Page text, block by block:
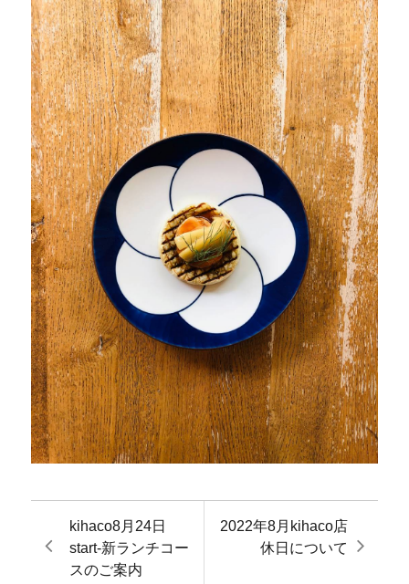
kihaco8月24日
start-新ランチコー
スのご案内
2022年8月kihaco店
休日について